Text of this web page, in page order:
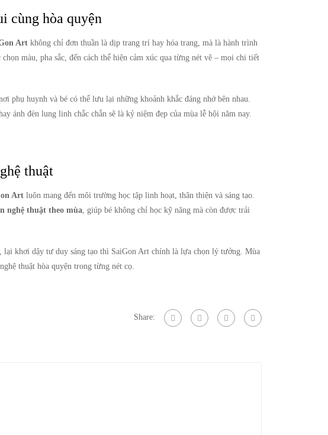
cùng hòa quyện
Art không chỉ đơn thuần là dịp trang trí hay hóa trang, mà là hành trình
màu, pha sắc, đến cách thể hiện cảm xúc qua từng nét vẽ – mọi chi tiết
nơi phụ huynh và bé có thể lưu lại những khoảnh khắc đáng nhớ bên nhau.
ánh đèn lung linh chắc chắn sẽ là kỷ niệm đẹp của mùa lễ hội năm nay.
thuật
Art luôn mang đến môi trường học tập linh hoạt, thân thiện và sáng tạo.
nghệ thuật theo mùa , giúp bé không chỉ học kỹ năng mà còn được trải
lại khơi dậy tư duy sáng tạo thì SaiGon Art chính là lựa chọn lý tưởng. Mùa
thuật hòa quyện trong từng nét cọ.
Share: